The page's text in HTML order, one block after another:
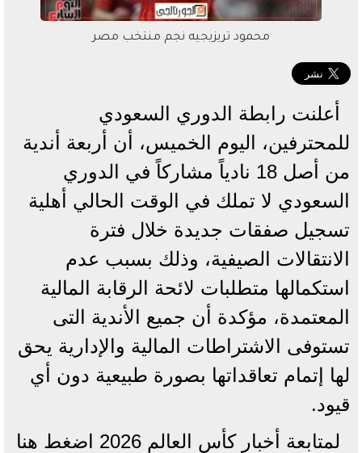
محمود تريزيجيه نجم منتخب مصر
أعلنت رابطة الدوري السعودي
للمحترفين، اليوم الخميس، أن أربعة أندية
من أصل 18 نادياً مشاركاً في الدوري
السعودي لا تملك في الوقت الحالي أهلية
تسجيل صفقات جديدة خلال فترة
الانتقالات الصيفية، وذلك بسبب عدم
استكمالها متطلبات لائحة الرقابة المالية
المعتمدة، مؤكدة أن جميع الأندية التى
تستوفى الاشتراطات المالية والإدارية يحق
لها إتمام تعاقداتها بصورة طبيعية دون أي
قيود.
لمتابعة أخبار كأس العالم 2026 اضغط هنا